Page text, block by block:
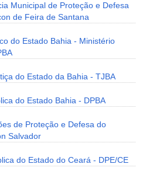
Municipal de Proteção e Defesa
de Feira de Santana
do Estado Bahia - Ministério
do Estado da Bahia - TJBA
do Estado Bahia - DPBA
de Proteção e Defesa do
Salvador
do Estado do Ceará - DPE/CE